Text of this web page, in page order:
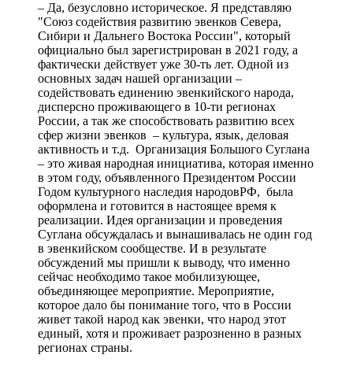
– Да, безусловно историческое. Я представляю
"Союз содействия развитию эвенков Севера,
Сибири и Дальнего Востока России", который
официально был зарегистрирован в 2021 году, а
фактически действует уже 30-ть лет. Одной из
основных задач нашей организации –
содействовать единению эвенкийского народа,
дисперсно проживающего в 10-ти регионах
России, а так же способствовать развитию всех
сфер жизни эвенков – культура, язык, деловая
активность и т.д. Организация Большого Суглана
– это живая народная инициатива, которая именно
в этом году, объявленного Президентом России
Годом культурного наследия народовРФ, была
оформлена и готовится в настоящее время к
реализации. Идея организации и проведения
Суглана обсуждалась и вынашивалась не один год
в эвенкийском сообществе. И в результате
обсуждений мы пришли к выводу, что именно
сейчас необходимо такое мобилизующее,
объединяющее мероприятие. Мероприятие,
которое дало бы понимание того, что в России
живет такой народ как эвенки, что народ этот
единый, хотя и проживает разрозненно в разных
регионах страны.